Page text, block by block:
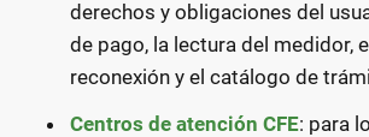
derechos y obligaciones del
de pago, la lectura del medidor,
reconexión y el catálogo de
Centros de atención CFE: para